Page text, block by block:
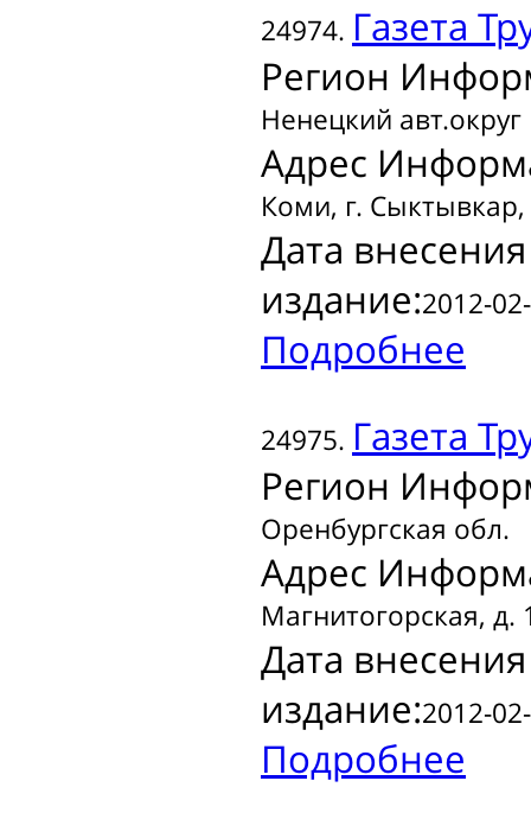
24974. Газета
Регион
Ненецкий авт.округ
Адрес
Коми, г.
Дата
издание:2012-
Подробнее
24975. Газета
Регион
Оренбургская обл.
Адрес
Магнитогорская, д.
Дата
издание:2012-
Подробнее